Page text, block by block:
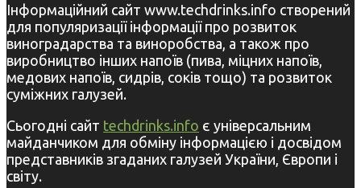
Інформаційний сайт www.techdrinks.info створений
для популяризації інформації про розвиток
виноградарства та виноробства, а також про
виробництво інших напоїв (пива, міцних напоїв,
медових напоїв, сидрів, соків тощо) та розвиток
суміжних галузей.
Сьогодні сайт techdrinks.info є універсальним
майданчиком для обміну інформацією і досвідом
представників згаданих галузей України, Європи і
світу.